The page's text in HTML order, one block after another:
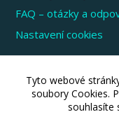
FAQ – otázky a
Nastavení cookies
Zkoušky pro dospělé
Zkoušky pro firmy a
Tyto webové
soubory Cookies.
souhlasíte